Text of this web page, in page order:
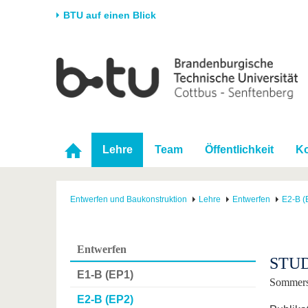
BTU auf einen Blick
Universität
Karriere & Engagement
Partnerschaften &
Strukturwandel
Forschung
Förderung
Wissenschaftlicher
Nachwuchs
Im
Lehre Team Öffentlichkeit
Entwerfen und Baukonstruktion Lehre Entwerfen E2-B
Entwerfen
E1-B (EP1)
E2-B (EP2)